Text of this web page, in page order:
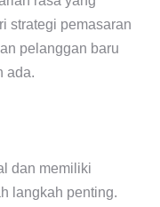
strategi pemasaran
pelanggan baru
ada.
dan memiliki
langkah penting.